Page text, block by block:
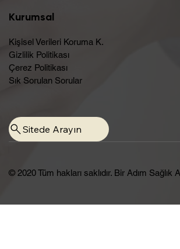
Kurumsal
Kişisel Verileri Koruma K.
Gizlilik Politikası
Çerez Politikası
Sık Sorulan Sorular
Sitede Arayın
© 2020 Tüm hakları saklıdır. Bir Adım Sağlık